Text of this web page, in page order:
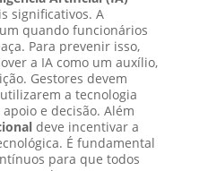
significativos. A
quando funcionários
Para prevenir isso,
a IA como um auxílio,
Gestores devem
a tecnologia
e decisão. Além
deve incentivar a
É fundamental
para que todos